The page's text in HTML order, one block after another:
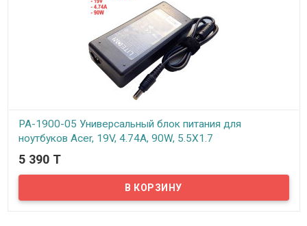
PA-1900-05 Универсальный блок питания для
ноутбуков Acer, 19V, 4.74A, 90W, 5.5X1.7
В наличии
Представляем универсальный блок питания для ноутбуков Acer,
19V, 4.74A, 90W, 5.5X1.7 , который совместим с большинством
моделей Acer и способен заменить собственный адаптер.
5 390 T